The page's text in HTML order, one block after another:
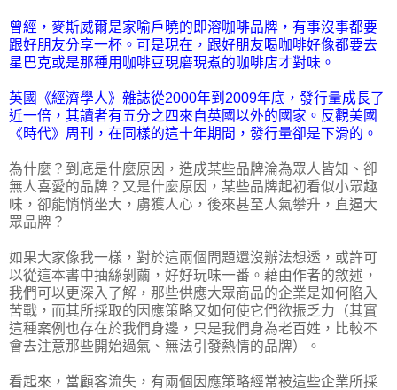
曾經，麥斯威爾是家喻戶曉的即溶咖啡品牌，有事沒事都要
跟好朋友分享一杯。可是現在，跟好朋友喝咖啡好像都要去
星巴克或是那種用咖啡豆現磨現煮的咖啡店才對味。
英國《經濟學人》雜誌從2000年到2009年底，發行量成長了
近一倍，其讀者有五分之四來自英國以外的國家。反觀美國
《時代》周刊，在同樣的這十年期間，發行量卻是下滑的。
為什麼？到底是什麼原因，造成某些品牌淪為眾人皆知、卻
無人喜愛的品牌？又是什麼原因，某些品牌起初看似小眾趣
味，卻能悄悄坐大，虜獲人心，後來甚至人氣攀升，直逼大
眾品牌？
如果大家像我一樣，對於這兩個問題還沒辦法想透，或許可
以從這本書中抽絲剝繭，好好玩味一番。藉由作者的敘述，
我們可以更深入了解，那些供應大眾商品的企業是如何陷入
苦戰，而其所採取的因應策略又如何使它們欲振乏力（其實
這種案例也存在於我們身邊，只是我們身為老百姓，比較不
會去注意那些開始過氣、無法引發熱情的品牌）。
看起來，當顧客流失，有兩個因應策略經常被這些企業所採